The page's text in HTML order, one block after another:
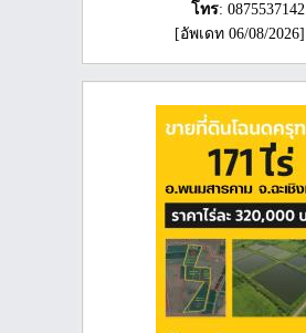
โทร: 0875537142
[อัพเดท 06/08/2026]